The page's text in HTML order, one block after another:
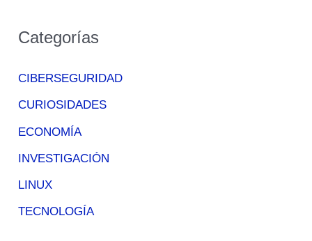
Categorías
CIBERSEGURIDAD
CURIOSIDADES
ECONOMÍA
INVESTIGACIÓN
LINUX
TECNOLOGÍA